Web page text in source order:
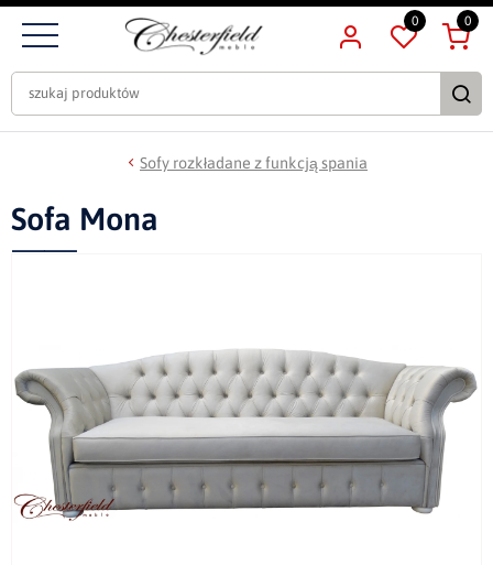
0 0
Sofy rozkładane z funkcją spania
Sofa Mona